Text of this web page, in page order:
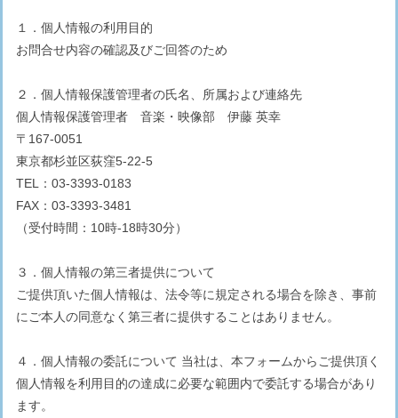
１．個人情報の利用目的
お問合せ内容の確認及びご回答のため
２．個人情報保護管理者の氏名、所属および連絡先
個人情報保護管理者 音楽・映像部 伊藤 英幸
〒167-0051
東京都杉並区荻窪5-22-5
TEL：03-3393-0183
FAX：03-3393-3481
（受付時間：10時-18時30分）
３．個人情報の第三者提供について
ご提供頂いた個人情報は、法令等に規定される場合を除き、事前
にご本人の同意なく第三者に提供することはありません。
４．個人情報の委託について 当社は、本フォームからご提供頂く
個人情報を利用目的の達成に必要な範囲内で委託する場合があり
ます。